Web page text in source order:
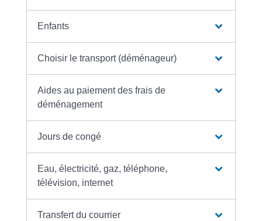
Enfants
Choisir le transport (déménageur)
Aides au paiement des frais de
déménagement
Jours de congé
Eau, électricité, gaz, téléphone,
télévision, internet
Transfert du courrier